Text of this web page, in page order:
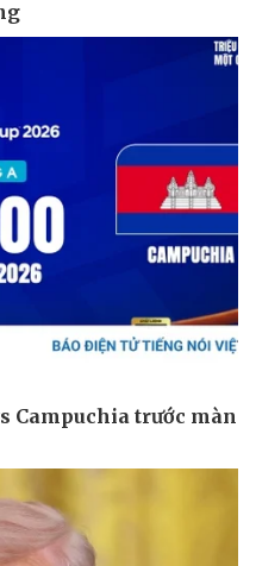
Ô tô
Xe máy